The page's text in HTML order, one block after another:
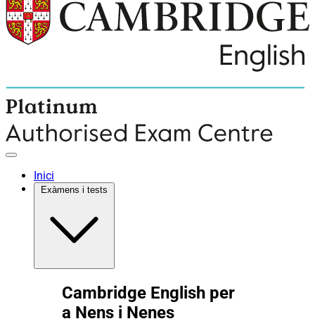
Inici
Cambridge English per
a Nens i Nenes